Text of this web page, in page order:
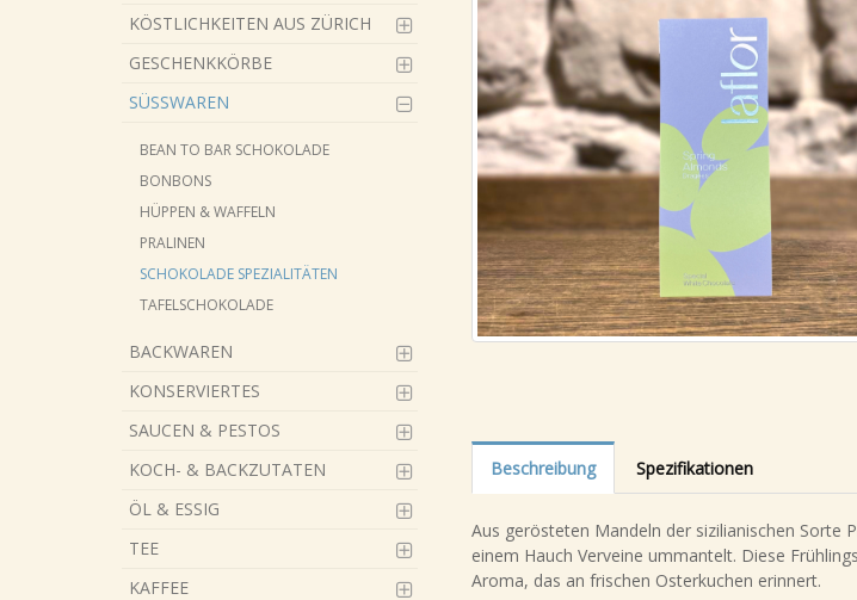
KÖSTLICHKEITEN AUS ZÜRICH
GESCHENKKÖRBE
SÜSSWAREN
BEAN TO BAR SCHOKOLADE
BONBONS
HÜPPEN & WAFFELN
PRALINEN
SCHOKOLADE SPEZIALITÄTEN
TAFELSCHOKOLADE
BACKWAREN
KONSERVIERTES
SAUCEN & PESTOS
KOCH- & BACKZUTATEN
ÖL & ESSIG
TEE
KAFFEE
Beschreibung Spezifikationen
Aus gerösteten Mandeln der sizilianischen Sorte
einem Hauch Verveine ummantelt. Diese
Aroma, das an frischen Osterkuchen erinnert.